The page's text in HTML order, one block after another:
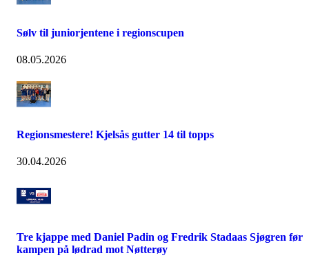
Sølv til juniorjentene i regionscupen
08.05.2026
Regionsmestere! Kjelsås gutter 14 til topps
30.04.2026
Tre kjappe med Daniel Padin og Fredrik Stadaas Sjøgren før
kampen på lødrad mot Nøtterøy